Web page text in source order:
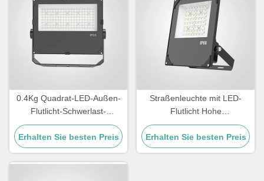
0.4Kg Quadrat-LED-Außen-
Flutlicht-Schwerlast-
Außenbeleuchtung für
Sicherheitsbeleuchtung und
Außenveranstaltungsorte
Erhalten Sie besten Preis
Straßenleuchte mit LED-
Flutlicht Hohe
Lichtwirksamkeit über
110lmW Temperatur
Toleranz von minus 20°C bis
Erhalten Sie besten Preis